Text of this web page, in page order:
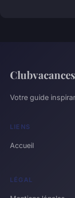
Votre guide
LIENS
Accueil
LÉGAL